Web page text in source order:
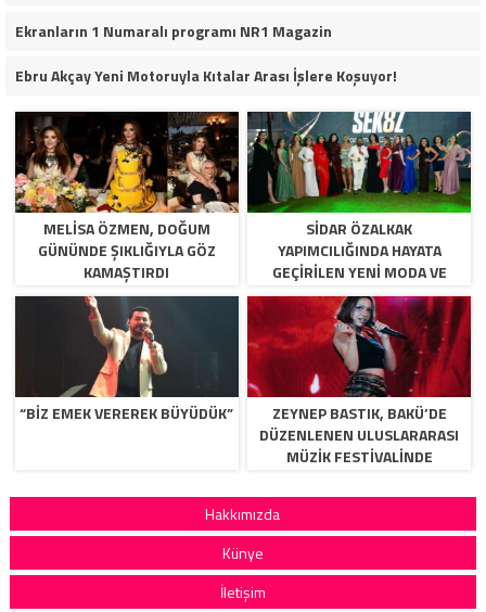
Ekranların 1 Numaralı programı NR1 Magazin
Ebru Akçay Yeni Motoruyla Kıtalar Arası İşlere Koşuyor!
MELISA ÖZMEN, DOĞUM
GÜNÜNDE ŞIKLIĞIYLA GÖZ
KAMAŞTIRDI
SIDAR ÖZALKAK
YAPIMCILIĞINDA HAYATA
GEÇIRILEN YENI MODA VE
YETENEK PROGRAMI
SEK8Z,YAKINDA IZLIYICI ILE
BULUŞUYOR.
“BİZ EMEK VEREREK BÜYÜDÜK”
ZEYNEP BASTIK, BAKÜ’DE
DÜZENLENEN ULUSLARARASI
MÜZIK FESTIVALINDE
BULUŞTU.
Hakkımızda
Künye
İletişim